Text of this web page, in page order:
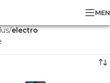
/electro